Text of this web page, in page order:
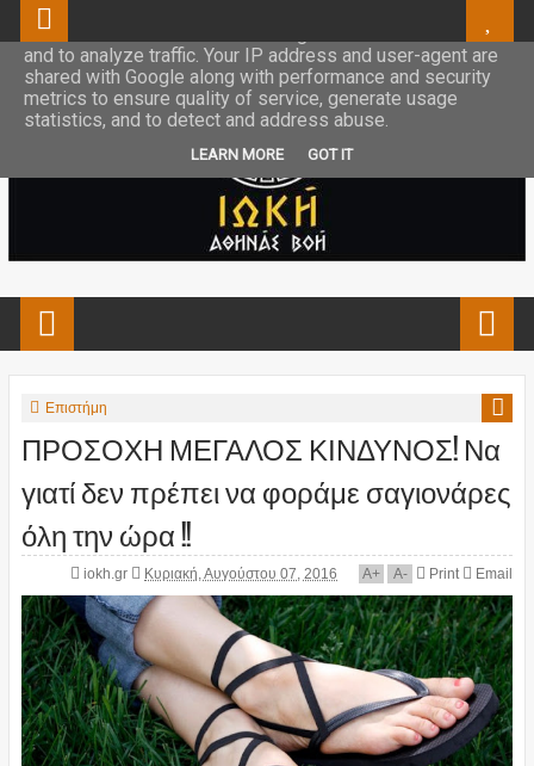
Επιστήμη
ΠΡΟΣΟΧΗ ΜΕΓΑΛΟΣ ΚΙΝΔΥΝΟΣ! Να
γιατί δεν πρέπει να φοράμε σαγιονάρες
όλη την ώρα !!
iokh.gr Κυριακή, Αυγούστου 07, 2016 A+ A- Print Email
This site uses cookies from Google to deliver its services
and to analyze traffic. Your IP address and user-agent are
shared with Google along with performance and security
metrics to ensure quality of service, generate usage
statistics, and to detect and address abuse.
LEARN MORE GOT IT